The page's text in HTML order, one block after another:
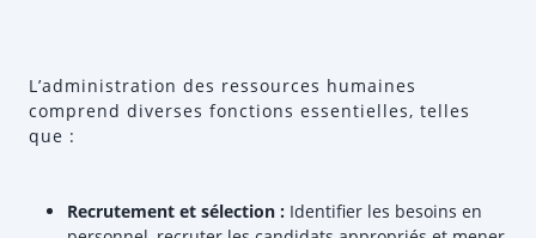
L’administration des ressources humaines
comprend diverses fonctions essentielles, telles
que :
Recrutement et sélection : Identifier les besoins en